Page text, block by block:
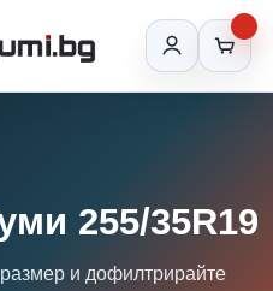
255/35R19
и дофилтрирайте